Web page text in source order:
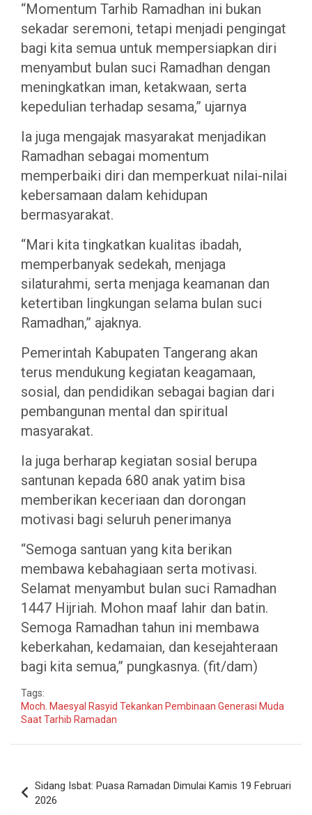
“Momentum Tarhib Ramadhan ini bukan
sekadar seremoni, tetapi menjadi pengingat
bagi kita semua untuk mempersiapkan diri
menyambut bulan suci Ramadhan dengan
meningkatkan iman, ketakwaan, serta
kepedulian terhadap sesama,” ujarnya
Ia juga mengajak masyarakat menjadikan
Ramadhan sebagai momentum
memperbaiki diri dan memperkuat nilai-nilai
kebersamaan dalam kehidupan
bermasyarakat.
“Mari kita tingkatkan kualitas ibadah,
memperbanyak sedekah, menjaga
silaturahmi, serta menjaga keamanan dan
ketertiban lingkungan selama bulan suci
Ramadhan,” ajaknya.
Pemerintah Kabupaten Tangerang akan
terus mendukung kegiatan keagamaan,
sosial, dan pendidikan sebagai bagian dari
pembangunan mental dan spiritual
masyarakat.
Ia juga berharap kegiatan sosial berupa
santunan kepada 680 anak yatim bisa
memberikan keceriaan dan dorongan
motivasi bagi seluruh penerimanya
“Semoga santuan yang kita berikan
membawa kebahagiaan serta motivasi.
Selamat menyambut bulan suci Ramadhan
1447 Hijriah. Mohon maaf lahir dan batin.
Semoga Ramadhan tahun ini membawa
keberkahan, kedamaian, dan kesejahteraan
bagi kita semua,” pungkasnya. (fit/dam)
Tags:
Moch. Maesyal Rasyid Tekankan Pembinaan Generasi Muda
Saat Tarhib Ramadan
pos
Sidang Isbat: Puasa Ramadan Dimulai Kamis 19 Februari
2026